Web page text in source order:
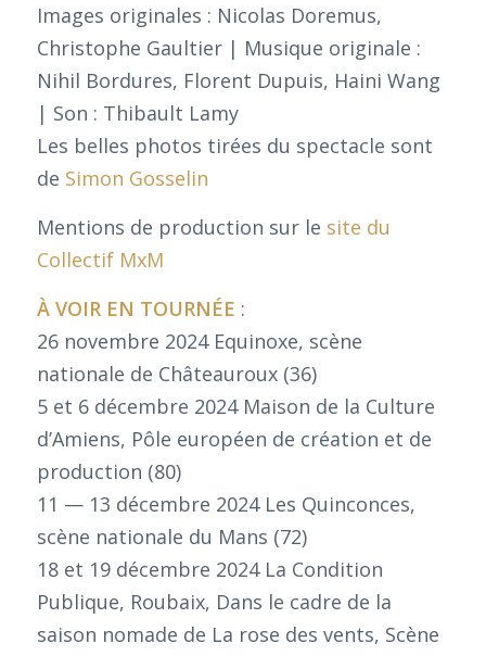
Images originales : Nicolas Doremus,
Christophe Gaultier | Musique originale :
Nihil Bordures, Florent Dupuis, Haini Wang
| Son : Thibault Lamy
Les belles photos tirées du spectacle sont
de Simon Gosselin
Mentions de production sur le site du
Collectif MxM
À VOIR EN TOURNÉE :
26 novembre 2024 Equinoxe, scène
nationale de Châteauroux (36)
5 et 6 décembre 2024 Maison de la Culture
d’Amiens, Pôle européen de création et de
production (80)
11 — 13 décembre 2024 Les Quinconces,
scène nationale du Mans (72)
18 et 19 décembre 2024 La Condition
Publique, Roubaix, Dans le cadre de la
saison nomade de La rose des vents, Scène